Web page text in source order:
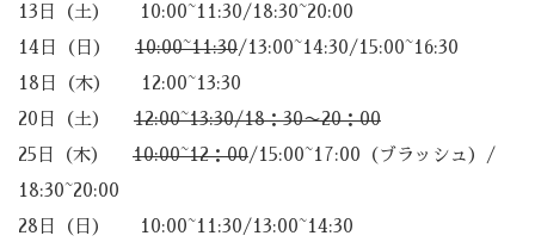
13日（土） 10:00~11:30/18:30~20:00
14日（日） 10:00~11:30/13:00~14:30/15:00~16:30
18日（木） 12:00~13:30
20日（土） 12:00~13:30/18：30〜20：00
25日（木） 10:00~12：00/15:00~17:00（ブラッシュ）/
18:30~20:00
28日（日） 10:00~11:30/13:00~14:30